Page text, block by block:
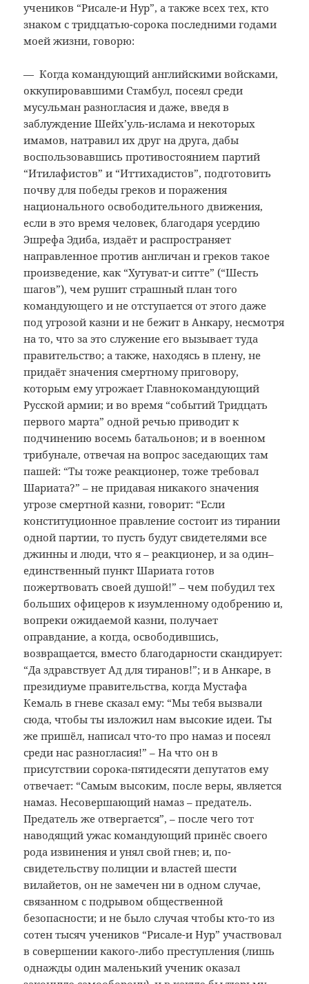
учеников “Рисале-и Нур”, а также всех тех, кто
знаком с тридцатью-сорока последними годами
моей жизни, говорю:
— Когда командующий английскими войсками,
оккупировавшими Стамбул, посеял среди
мусульман разногласия и даже, введя в
заблуждение Шейх’уль-ислама и некоторых
имамов, натравил их друг на друга, дабы
воспользовавшись противостоянием партий
“Итилафистов” и “Иттихадистов”, подготовить
почву для победы греков и поражения
национального освободительного движения,
если в это время человек, благодаря усердию
Эшрефа Эдиба, издаёт и распространяет
направленное против англичан и греков такое
произведение, как “Хутуват-и ситте” (“Шесть
шагов”), чем рушит страшный план того
командующего и не отступается от этого даже
под угрозой казни и не бежит в Анкару, несмотря
на то, что за это служение его вызывает туда
правительство; а также, находясь в плену, не
придаёт значения смертному приговору,
которым ему угрожает Главнокомандующий
Русской армии; и во время “событий Тридцать
первого марта” одной речью приводит к
подчинению восемь батальонов; и в военном
трибунале, отвечая на вопрос заседающих там
пашей: “Ты тоже реакционер, тоже требовал
Шариата?” – не придавая никакого значения
угрозе смертной казни, говорит: “Если
конституционное правление состоит из тирании
одной партии, то пусть будут свидетелями все
джинны и люди, что я – реакционер, и за один–
единственный пункт Шариата готов
пожертвовать своей душой!” – чем побудил тех
больших офицеров к изумленному одобрению и,
вопреки ожидаемой казни, получает
оправдание, а когда, освободившись,
возвращается, вместо благодарности скандирует:
“Да здравствует Ад для тиранов!”; и в Анкаре, в
президиуме правительства, когда Мустафа
Кемаль в гневе сказал ему: “Мы тебя вызвали
сюда, чтобы ты изложил нам высокие идеи. Ты
же пришёл, написал что-то про намаз и посеял
среди нас разногласия!” – На что он в
присутствии сорока-пятидесяти депутатов ему
отвечает: “Самым высоким, после веры, является
намаз. Несовершающий намаз – предатель.
Предатель же отвергается”, – после чего тот
наводящий ужас командующий принёс своего
рода извинения и унял свой гнев; и, по-
свидетельству полиции и властей шести
вилайетов, он не замечен ни в одном случае,
связанном с подрывом общественной
безопасности; и не было случая чтобы кто-то из
сотен тысяч учеников “Рисале-и Нур” участвовал
в совершении какого-либо преступления (лишь
однажды один маленький ученик оказал